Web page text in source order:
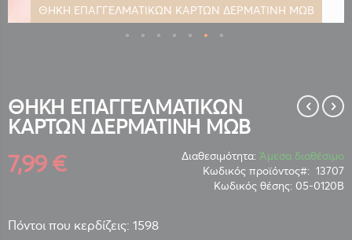
ΘΗΚΗ ΕΠΑΓΓΕΛΜΑΤΙΚΩΝ ΚΑΡΤΩΝ ΔΕΡΜΑΤΙΝΗ ΜΩΒ
της
συλλογής
εικόνων
ΘΗΚΗ ΕΠΑΓΓΕΛΜΑΤΙΚΩΝ
ΚΑΡΤΩΝ ΔΕΡΜΑΤΙΝΗ ΜΩΒ
7,99 € Διαθεσιμότητα: Άμεσα διαθέσιμο
Κωδικός προϊόντος
13707
Κωδικός θέσης: 05-0120Β
Πόντοι που κερδίζεις: 1598